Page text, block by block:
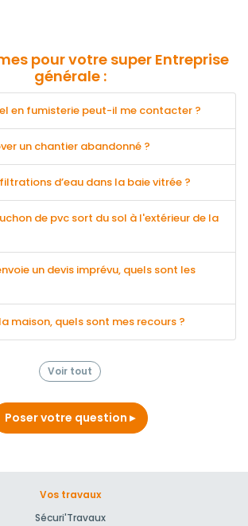
générale :
en fumisterie peut-il me contacter ?
un chantier abandonné ?
d’eau dans la baie vitrée ?
de pvc sort du sol à l'extérieur de la
un devis imprévu, quels sont les
maison, quels sont mes recours ?
Voir tout
Poser votre question
Vos travaux
Sécuri'Travaux